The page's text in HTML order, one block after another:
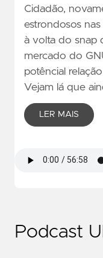
Cidadão,
estrondosos
à volta do snap
mercado do
potêncial
Vejam lá que
LER MAIS
Podcast